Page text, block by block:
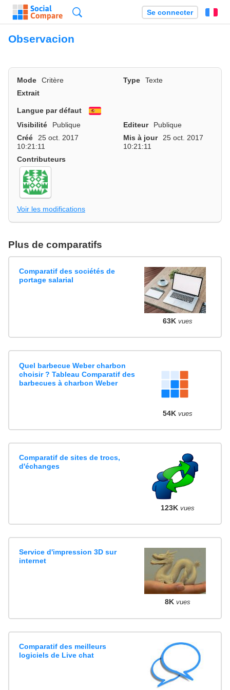
Se connecter
Observacion
Mode Critère Type
Texte
Extrait
Langue par défaut
Español
Visibilité
Publique Editeur
Publique
Créé
25 oct. 2017
10:21:11
Mis à jour
25 oct. 2017
10:21:11
Contributeurs
Voir les modifications
Plus de comparatifs
Comparatif des sociétés de
portage salarial
63K vues
Quel barbecue Weber charbon
choisir ? Tableau Comparatif des
barbecues à charbon Weber
54K vues
Comparatif de sites de trocs,
d'échanges
123K vues
Service d'impression 3D sur
internet
8K vues
Comparatif des meilleurs
logiciels de Live chat